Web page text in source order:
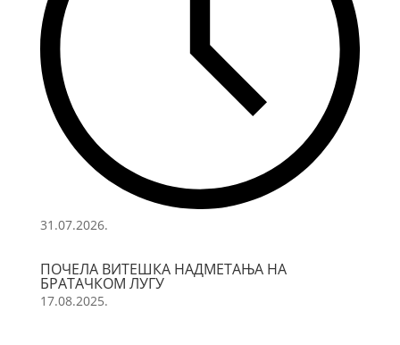
31.07.2026.
ПОЧЕЛА ВИТЕШКА НАДМЕТАЊА НА
БРАТАЧКОМ ЛУГУ
17.08.2025.